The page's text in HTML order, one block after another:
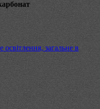
освітлення, загальне в